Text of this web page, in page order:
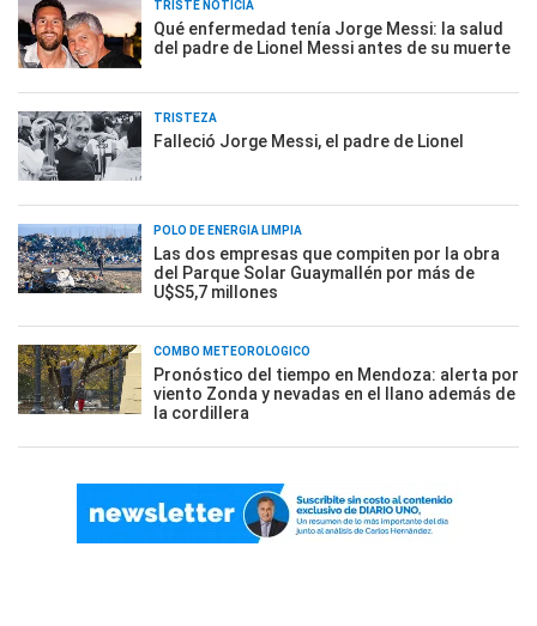
TRISTE NOTICIA
Qué enfermedad tenía Jorge Messi: la salud
del padre de Lionel Messi antes de su muerte
TRISTEZA
Falleció Jorge Messi, el padre de Lionel
POLO DE ENERGÍA LIMPIA
Las dos empresas que compiten por la obra
del Parque Solar Guaymallén por más de
U$S5,7 millones
COMBO METEOROLÓGICO
Pronóstico del tiempo en Mendoza: alerta por
viento Zonda y nevadas en el llano además de
la cordillera